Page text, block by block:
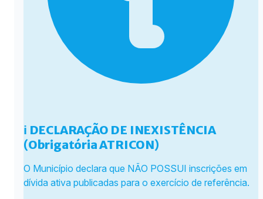
ℹ️ DECLARAÇÃO DE INEXISTÊNCIA
(Obrigatória ATRICON)
O Município declara que NÃO POSSUI inscrições em
dívida ativa publicadas para o exercício de referência.